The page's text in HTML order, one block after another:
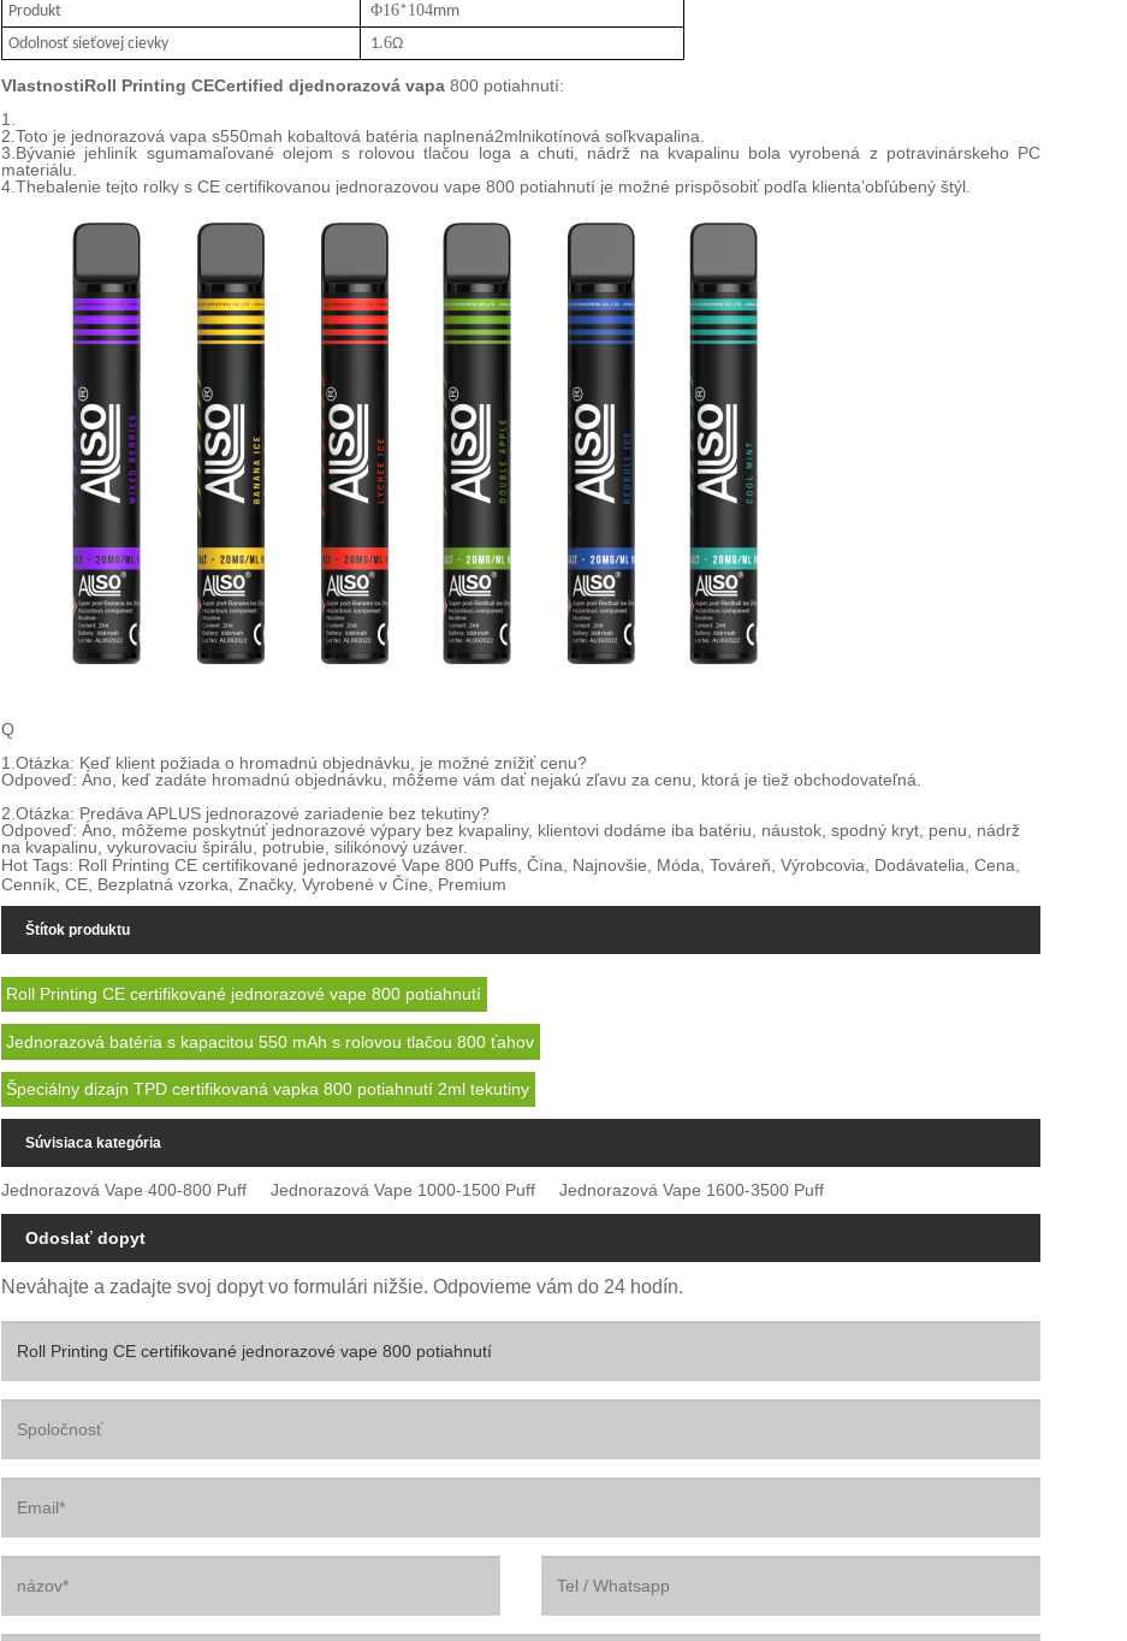
Produkt
Φ16*104mm
Odolnosť sieťovej cievky
1.6Ω
VlastnostiRoll Printing CECertified djednorazová vapa 800 potiahnutí:
1.
2.Toto je jednorazová vapa s550mah kobaltová batéria naplnená2mlnikotínová soľkvapalina.
3.Bývanie jehliník sgumamaľované olejom s rolovou tlačou loga a chuti, nádrž na kvapalinu bola vyrobená z potravinárskeho PC
materiálu.
4.Thebalenie tejto rolky s CE certifikovanou jednorazovou vape 800 potiahnutí je možné prispôsobiť podľa klienta’obľúbený štýl.
Q
1.Otázka: Keď klient požiada o hromadnú objednávku, je možné znížiť cenu?
Odpoveď: Áno, keď zadáte hromadnú objednávku, môžeme vám dať nejakú zľavu za cenu, ktorá je tiež obchodovateľná.
2.Otázka: Predáva APLUS jednorazové zariadenie bez tekutiny?
Odpoveď: Áno, môžeme poskytnúť jednorazové výpary bez kvapaliny, klientovi dodáme iba batériu, náustok, spodný kryt, penu, nádrž
na kvapalinu, vykurovaciu špirálu, potrubie, silikónový uzáver.
Hot Tags: Roll Printing CE certifikované jednorazové Vape 800 Puffs, Čína, Najnovšie, Móda, Továreň, Výrobcovia, Dodávatelia, Cena,
Cenník, CE, Bezplatná vzorka, Značky, Vyrobené v Číne, Premium
Štítok produktu
Roll Printing CE certifikované jednorazové vape 800 potiahnutí
Jednorazová batéria s kapacitou 550 mAh s rolovou tlačou 800 ťahov
Špeciálny dizajn TPD certifikovaná vapka 800 potiahnutí 2ml tekutiny
Súvisiaca kategória
Jednorazová Vape 400-800 Puff Jednorazová Vape 1000-1500 Puff Jednorazová Vape 1600-3500 Puff
Odoslať dopyt
Neváhajte a zadajte svoj dopyt vo formulári nižšie. Odpovieme vám do 24 hodín.